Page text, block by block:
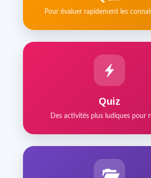
Pour évaluer rapidement les
Quiz
Des activités plus ludiques pour